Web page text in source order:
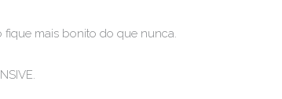
mais bonito do que nunca.